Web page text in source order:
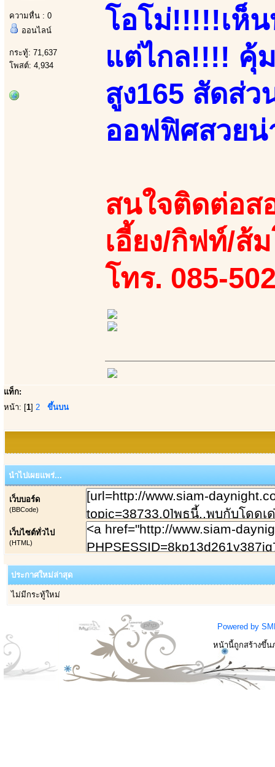
ความหื่น : 0
ออนไลน์
กระทู้: 71,637
โพสต์: 4,934
โอโม่!!!!!เห็
แต่ไกล!!!! คุ้
สูง165 สัดส่ว
ออฟฟิศสวยน่
สนใจติดต่อส
เอี้ยง/กิฟท์/ส้
โทร. 085-
แท็ก:
หน้า: [1] 2 ขึ้นบน
นำไปเผยแพร่...
เว็บบอร์ด
(BBCode)
เว็บไซต์ทั่วไป
(HTML)
ประกาศใหม่ล่าสุด
ไม่มีกระทู้ใหม่
Powered by
หน้านี้ถูกสร้างขึ้น